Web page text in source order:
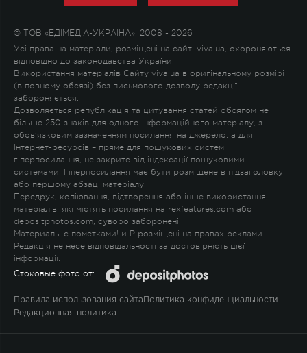
© ТОВ «ЕДІМЕДІА-УКРАЇНА», 2008 - 2026
Усі права на матеріали, розміщені на сайті viva.ua, охороняються
відповідно до законодавства України.
Використання матеріалів Сайту viva.ua в оригінальному розмірі
(в повному обсязі) без письмового дозволу редакції
забороняється.
Дозволяється републікація та цитування статей обсягом не
більше 250 знаків для одного інформаційного матеріалу, з
обов'язковим зазначенням посилання на джерело, а для
Інтернет-ресурсів – пряме для пошукових систем
гіперпосилання, не закрите від індексації пошуковими
системами. Гіперпосилання має бути розміщене в підзаголовку
або першому абзаці матеріалу.
Передрук, копіювання, відтворення або інше використання
матеріалів, які містять посилання на rexfeatures.com або
depositphotos.com, суворо заборонені.
Материалы с пометками! и P розміщені на правах реклами.
Редакція не несе відповідальності за достовірність цієї
інформації.
Стоковые фото от:
Правила использования сайта Политика конфиденциальности
Редакционная политика